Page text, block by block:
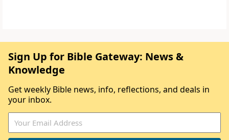
Sign Up for Bible Gateway: News &
Knowledge
Get weekly Bible news, info, reflections, and deals in
your inbox.